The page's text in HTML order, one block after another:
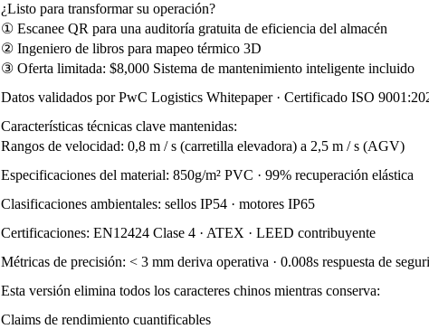
¿Listo para transformar su operación?
① Escanee QR para una auditoría gratuita de eficiencia del almacén
② Ingeniero de libros para mapeo térmico 3D
③ Oferta limitada: $8,000 Sistema de mantenimiento inteligente incluido
Datos validados por PwC Logistics Whitepaper · Certificado ISO
Características técnicas clave mantenidas:
Rangos de velocidad: 0,8 m / s (carretilla elevadora) a 2,5 m / s (AGV)
Especificaciones del material: 850g/m² PVC · 99% recuperación elástica
Clasificaciones ambientales: sellos IP54 · motores IP65
Certificaciones: EN12424 Clase 4 · ATEX · LEED contribuyente
Métricas de precisión: < 3 mm deriva operativa · 0.008s respuesta de
Esta versión elimina todos los caracteres chinos mientras conserva:
Claims de rendimiento cuantificables